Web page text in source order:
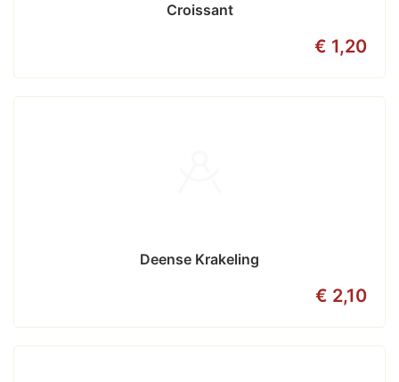
Croissant
€ 1,20
Deense Krakeling
€ 2,10